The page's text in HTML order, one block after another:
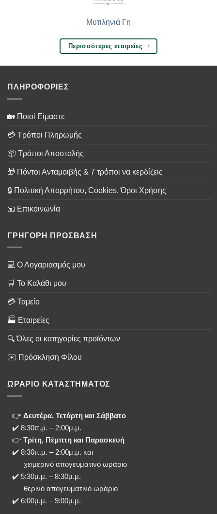
Μυτιληνιά Γη
Περισσότερες εταιρείες
ΠΛΗΡΟΦΟΡΙΕΣ
🏡 Ποιοί Είμαστε
💳 Τρόποι Πληρωμής
📦 Τρόποι Αποστολής
🎁 Πόντοι Ανταμοιβής & 7 τρόποι να κερδίζεις
🔒 Πολιτική Απορρήτου, Cookies, Όροι Χρήσης
📧 Επικοινωνία
ΓΡΗΓΟΡΗ ΠΡΟΣΒΑΣΗ
💻 Ο Λογαριασμός μου
🛒 Το Καλάθι μου
💳 Ταμείο
🏭 Εταιρείες
🔍 Όλες οι κατηγορίες προϊόντων
✉️ Πρόσκληση Φίλου
ΩΡΑΡΙΟ ΚΑΤΑΣΤΗΜΑΤΟΣ
👉 Δευτέρα, Τετάρτη και Σάββατο
✔️ 8:30π.μ. – 2:00μ.μ.
👉 Τρίτη, Πέμπτη και Παρασκευή
✔️ 8:30π.μ. – 2:00μ.μ. και
χειμερινό απογευματινό ωράριο
✔️ 5:30μ.μ. – 8:30μ.μ.
θερινό απογευματινό ωράριο
✔️ 6:00μ.μ. – 9:00μ.μ.